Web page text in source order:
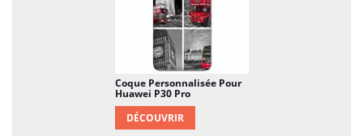
Coque Personnalisée Pour
Huawei P30 Pro
DÉCOUVRIR